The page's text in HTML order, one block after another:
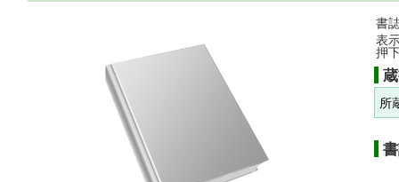
書
表
押
所